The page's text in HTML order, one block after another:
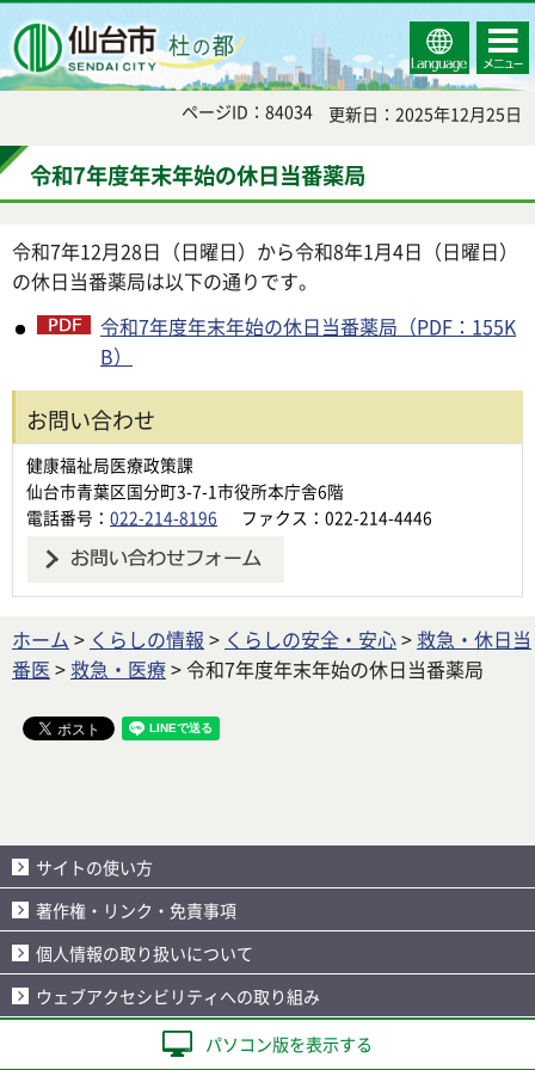
Select
Language
コンテ
ンツメ
ニュー
ページID：84034 更新日：2025年12月25日
令和7年度年末年始の休日当番薬局
令和7年12月28日（日曜日）から令和8年1月4日（日曜日）
の休日当番薬局は以下の通りです。
令和7年度年末年始の休日当番薬局（PDF：155K
B）
お問い合わせ
健康福祉局医療政策課
仙台市青葉区国分町3-7-1市役所本庁舎6階
電話番号： 022-214-8196 ファクス：022-214-4446
ホーム > くらしの情報 > くらしの安全・安心>救急・休日当
番医 >救急・医療> 令和7年度年末年始の休日当番薬局
サイトの使い方
著作権・リンク・免責事項
個人情報の取り扱いについて
ウェブアクセシビリティへの取り組み
パソコン版を表示する